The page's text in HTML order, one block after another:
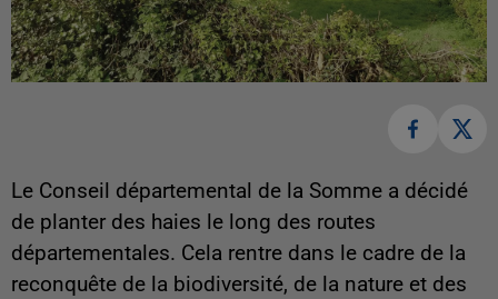
Le Conseil départemental de la Somme a décidé
de planter des haies le long des routes
départementales. Cela rentre dans le cadre de la
reconquête de la biodiversité, de la nature et des